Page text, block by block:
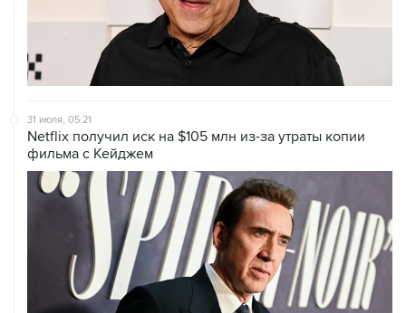
31 июля, 05:21
Netflix получил иск на $105 млн из-за утраты копии
фильма с Кейджем